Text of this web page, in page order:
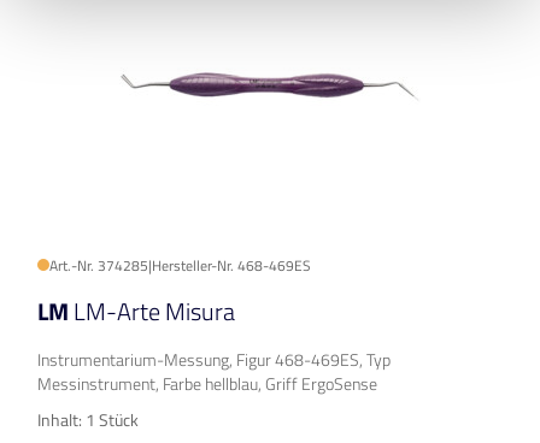
Art.-Nr. 374285|Hersteller-Nr. 468-469ES
LMLM-Arte Misura
Instrumentarium-Messung, Figur 468-469ES, Typ
Messinstrument, Farbe hellblau, Griff ErgoSense
Inhalt: 1 Stück